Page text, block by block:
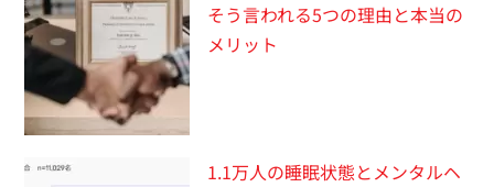
そう言われる5つの理由と本当の
メリット
1.1万人の睡眠状態とメンタルヘ